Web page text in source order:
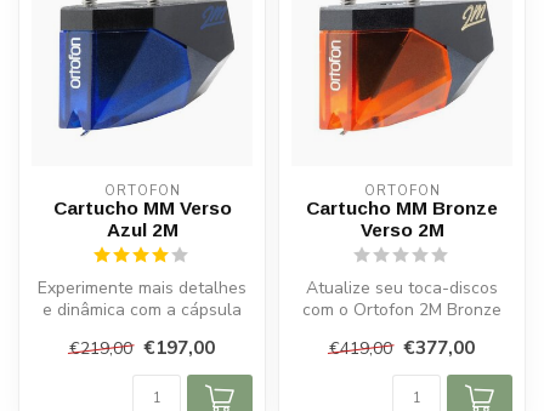
ORTOFON
Cartucho MM Verso
Azul 2M
Experimente mais detalhes
e dinâmica com a cápsula
pro...
€219,00 €197,00
ORTOFON
Cartucho MM Bronze
Verso 2M
Atualize seu toca-discos
com o Ortofon 2M Bronze
dinâmico...
€419,00 €377,00